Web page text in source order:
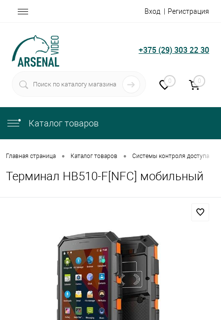
Вход Регистрация
+375 (29) 303 22 30
0 0
Каталог товаров
Главная страница • Каталог товаров • Системы контроля доступа
Терминал HB510-F[NFC] мобильный